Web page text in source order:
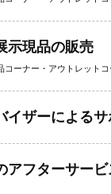
示現品の販売
ーナー・アウトレットコ
イザーによるサ
アフターサービ